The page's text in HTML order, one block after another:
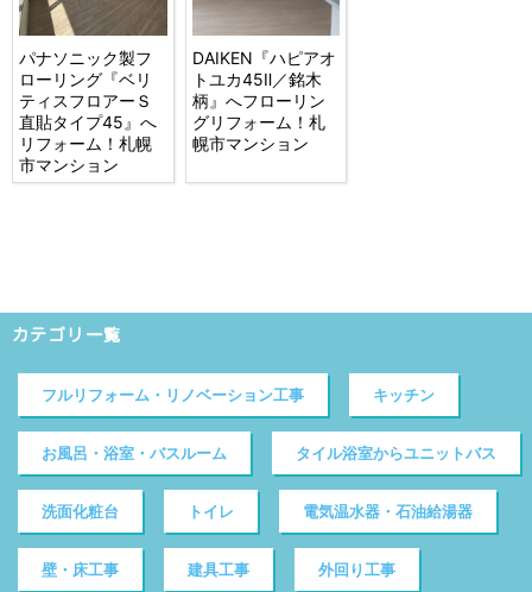
パナソニック製フ
ローリング『ベリ
ティスフロアーＳ
直貼タイプ45』へ
リフォーム！札幌
市マンション
DAIKEN『ハピアオ
トユカ45Ⅱ／銘木
柄』へフローリン
グリフォーム！札
幌市マンション
カテゴリ一覧
フルリフォーム・リノベーション工事 キッチン
お風呂・浴室・バスルーム タイル浴室からユニットバス
洗面化粧台 トイレ 電気温水器・石油給湯器
壁・床工事 建具工事 外回り工事